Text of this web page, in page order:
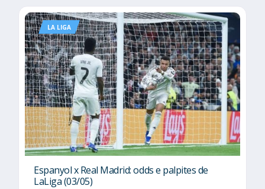
LA LIGA
Espanyol x Real Madrid: odds e palpites de
LaLiga (03/05)